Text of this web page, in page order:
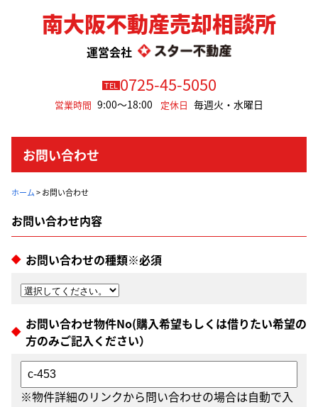
南大阪不動産売却相談所
運営会社
TEL0725-45-5050
営業時間 9:00～18:00 定休日 毎週火・水曜日
お問い合わせ
ホーム>お問い合わせ
お問い合わせの種類※必須
お問い合わせ物件No(購入希望もしくは借りたい希望の
方のみご記入ください）
※物件詳細のリンクから問い合わせの場合は自動で入